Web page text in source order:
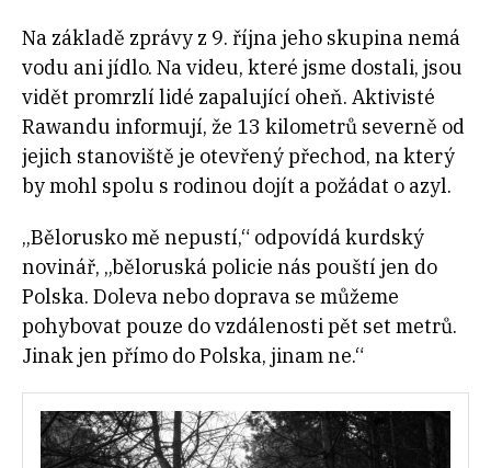
Na základě zprávy z 9. října jeho skupina nemá
vodu ani jídlo. Na videu, které jsme dostali, jsou
vidět promrzlí lidé zapalující oheň. Aktivisté
Rawandu informují, že 13 kilometrů severně od
jejich stanoviště je otevřený přechod, na který
by mohl spolu s rodinou dojít a požádat o azyl.
„Bělorusko mě nepustí,“ odpovídá kurdský
novinář, „běloruská policie nás pouští jen do
Polska. Doleva nebo doprava se můžeme
pohybovat pouze do vzdálenosti pět set metrů.
Jinak jen přímo do Polska, jinam ne.“